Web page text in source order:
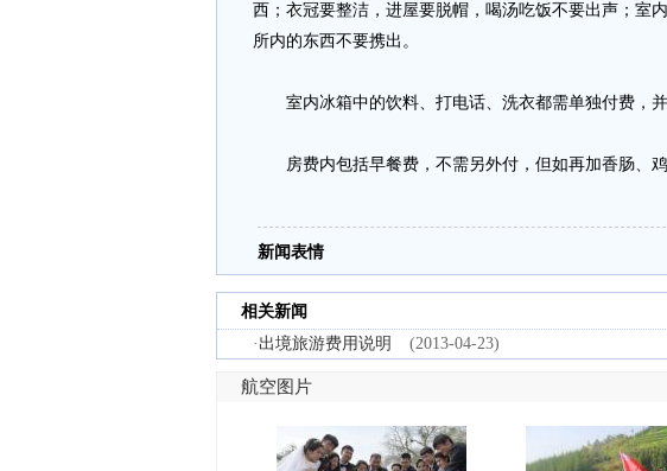
西；衣冠要整洁，进屋要脱帽，喝汤吃饭不要出声；室
所内的东西不要携出。
室内冰箱中的饮料、打电话、洗衣都需单独付费，并
房费内包括早餐费，不需另外付，但如再加香肠、鸡
新闻表情
相关新闻
· 出境旅游费用说明 (2013-04-23)
航空图片